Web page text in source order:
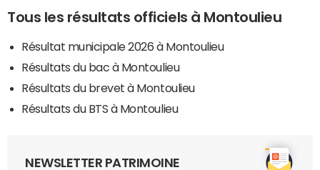
Tous les résultats officiels à Montoulieu
Résultat municipale 2026 à Montoulieu
Résultats du bac à Montoulieu
Résultats du brevet à Montoulieu
Résultats du BTS à Montoulieu
NEWSLETTER PATRIMOINE